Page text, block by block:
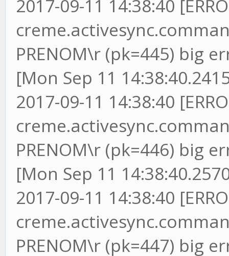
2017-09-11 14:38:40
PRENOM\r (pk=445) big
[Mon Sep 11
2017-09-11 14:38:40
PRENOM\r (pk=446) big
[Mon Sep 11
2017-09-11 14:38:40
PRENOM\r (pk=447) big